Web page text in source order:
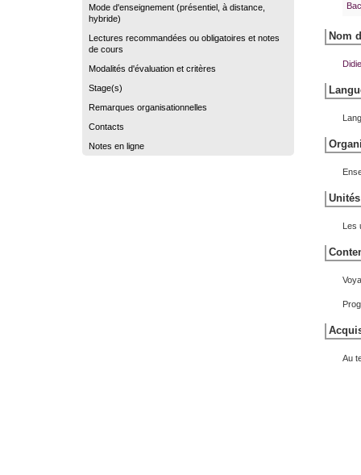
Mode d'enseignement (présentiel, à distance,
hybride)
Lectures recommandées ou obligatoires et notes
de cours
Modalités d'évaluation et critères
Stage(s)
Remarques organisationnelles
Contacts
Notes en ligne
Nom
Les
Au